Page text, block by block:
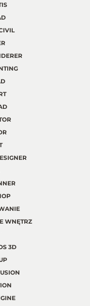
WNĘTRZ
3D